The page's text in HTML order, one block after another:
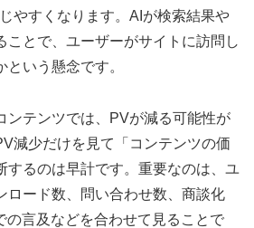
やすくなります。AIが検索結果や
ことで、ユーザーがサイトに訪問し
いう懸念です。
ンテンツでは、PVが減る可能性が
減少だけを見て「コンテンツの価
するのは早計です。重要なのは、ユ
ロード数、問い合わせ数、商談化
の言及などを合わせて見ることで